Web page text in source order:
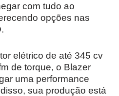
com tudo ao
opções nas
elétrico de até 345 cv
de torque, o Blazer
uma performance
sua produção está